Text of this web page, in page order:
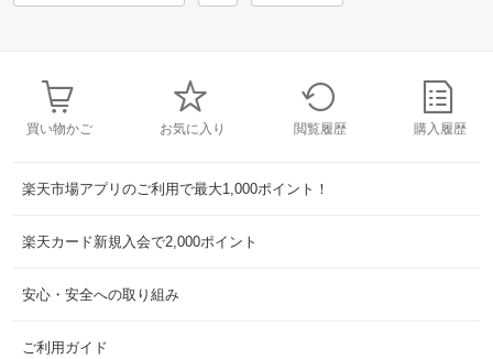
買い物かご お気に入り 閲覧履歴 購入履歴
楽天市場アプリのご利用で最大1,000ポイント！
楽天カード新規入会で2,000ポイント
安心・安全への取り組み
ご利用ガイド